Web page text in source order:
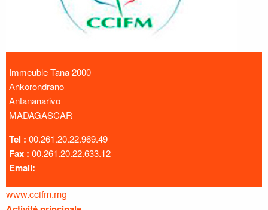
Immeuble Tana 2000
Ankorondrano
Antananarivo
MADAGASCAR
Tel : 00.261.20.22.969.49
Fax : 00.261.20.22.633.12
Email:
www.ccifm.mg